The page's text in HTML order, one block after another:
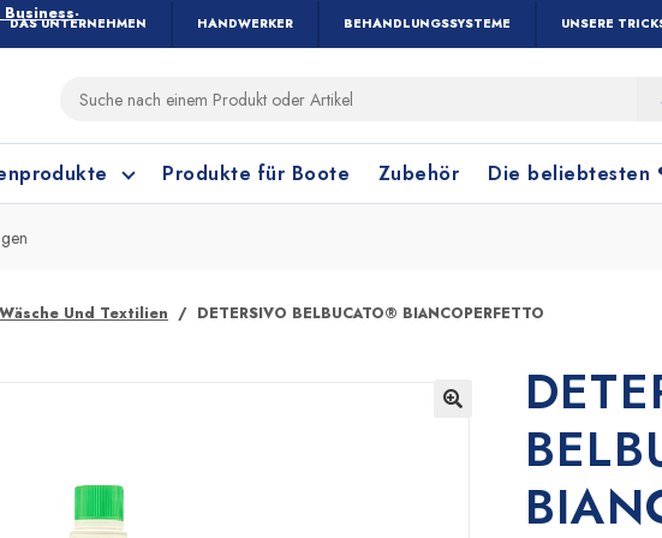
DAS UNTERNEHMEN HANDWERKER BEHANDLUNGSSYSTEME UNSERE
Bodenreinigung
Terrakottafliese
Produkte für Boote Zubehör Die beliebtesten
Wäsche Und Textilien DETERSIVO BELBUCATO® BIANCOPERFETTO